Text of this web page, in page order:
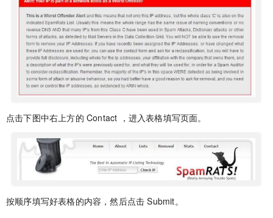
点击下图中右上方的 Contact ，进入表格填写页面。
按顺序填写好表格的内容，然后点击 Submit。